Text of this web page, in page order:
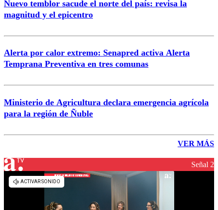
Nuevo temblor sacude el norte del país: revisa la
magnitud y el epicentro
Alerta por calor extremo: Senapred activa Alerta
Temprana Preventiva en tres comunas
Ministerio de Agricultura declara emergencia agrícola
para la región de Ñuble
VER MÁS
Señal 2